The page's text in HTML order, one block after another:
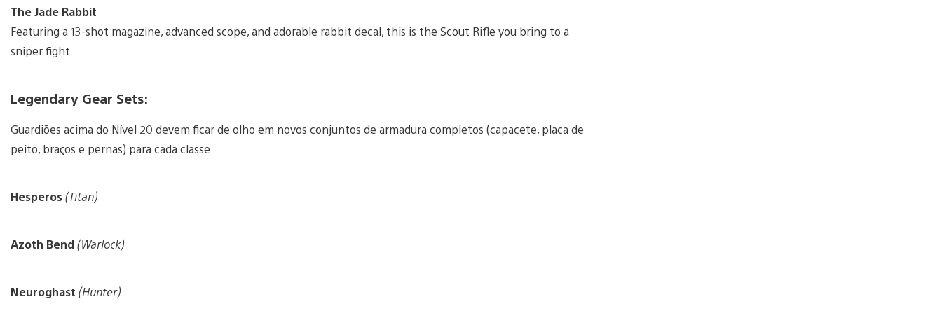
The Jade Rabbit
Featuring a 13-shot magazine, advanced scope, and adorable rabbit decal, this is the Scout Rifle you bring to a
sniper fight.
Legendary Gear Sets:
Guardiões acima do Nível 20 devem ficar de olho em novos conjuntos de armadura completos (capacete, placa de
peito, braços e pernas) para cada classe.
Hesperos(Titan)
Azoth Bend(Warlock)
Neuroghast (Hunter)